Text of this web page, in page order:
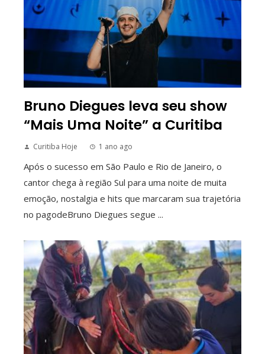
Bruno Diegues leva seu show
“Mais Uma Noite” a Curitiba
Curitiba Hoje 1 ano ago
Após o sucesso em São Paulo e Rio de Janeiro, o
cantor chega à região Sul para uma noite de muita
emoção, nostalgia e hits que marcaram sua trajetória
no pagodeBruno Diegues segue ...